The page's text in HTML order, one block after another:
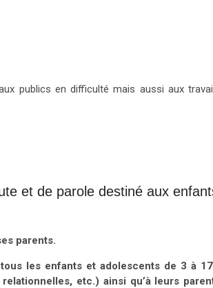
publics en difficulté mais aussi aux
et de parole destiné aux
parents.
les enfants et adolescents de 3 à
etc.) ainsi qu’à leurs